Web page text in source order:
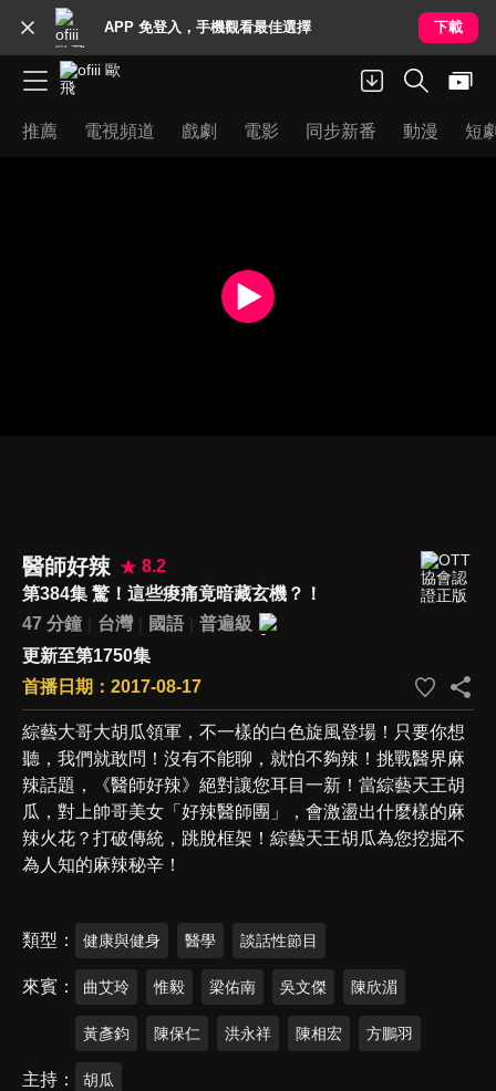
APP 免登入，手機觀看最佳選擇 下載
推薦 電視頻道 戲劇 電影 同步新番 動漫 短
醫師好辣
8.2
第384集 驚！這些痠痛竟暗藏玄機？！
47 分鐘
台灣 國語
普遍級
更新至第1750集
首播日期：2017-08-17
綜藝大哥大胡瓜領軍，不一樣的白色旋風登場！只要你想
聽，我們就敢問！沒有不能聊，就怕不夠辣！挑戰醫界麻
辣話題，《醫師好辣》絕對讓您耳目一新！當綜藝天王胡
瓜，對上帥哥美女「好辣醫師團」，會激盪出什麼樣的麻
辣火花？打破傳統，跳脫框架！綜藝天王胡瓜為您挖掘不
為人知的麻辣秘辛！
類型 健康與健身 醫學 談話性節目
來賓 曲艾玲 惟毅 梁佑南 吳文傑 陳欣湄
黃彥鈞 陳保仁 洪永祥 陳相宏 方鵬羽
主持 胡瓜